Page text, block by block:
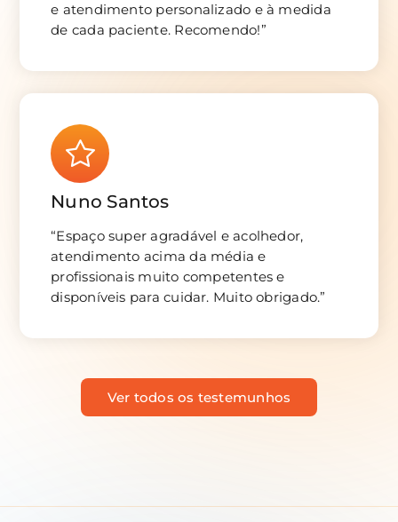
e atendimento personalizado e à medida
de cada paciente. Recomendo!”
Nuno Santos
“Espaço super agradável e acolhedor,
atendimento acima da média e
profissionais muito competentes e
disponíveis para cuidar. Muito obrigado.”
Ver todos os testemunhos